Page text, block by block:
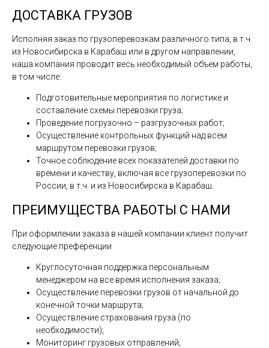
ДОСТАВКА ГРУЗОВ
Исполняя заказ по грузоперевозкам различного типа, в т.ч.
из Новосибирска в Карабаш или в другом направлении,
наша компания проводит весь необходимый объем работы,
в том числе:
Подготовительные мероприятия по логистике и
составление схемы перевозки груза;
Проведение погрузочно – разгрузочных работ;
Осуществление контрольных функций над всем
маршрутом перевозки грузов;
Точное соблюдение всех показателей доставки по
времени и качеству, включая все грузоперевозки по
России, в т.ч. и из Новосибирска в Карабаш.
ПРЕИМУЩЕСТВА РАБОТЫ С НАМИ
При оформлении заказа в нашей компании клиент получит
следующие преференции
Круглосуточная поддержка персональным
менеджером на все время исполнения заказа;
Осуществление перевозки грузов от начальной до
конечной точки маршрута;
Осуществление страхования груза (по
необходимости);
Мониторинг грузовых отправлений;